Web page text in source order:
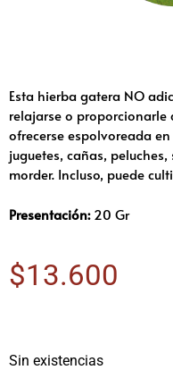
Esta hierba gatera NO
relajarse o proporcionarle
ofrecerse espolvoreada
juguetes, cañas,
morder. Incluso, puede
Presentación:20 Gr
$13.600
Sin existencias